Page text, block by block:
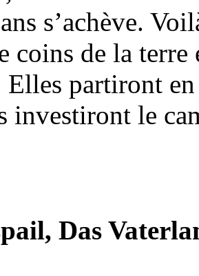
s’achève.
coins de la
Elles partiront
investiront le
Das